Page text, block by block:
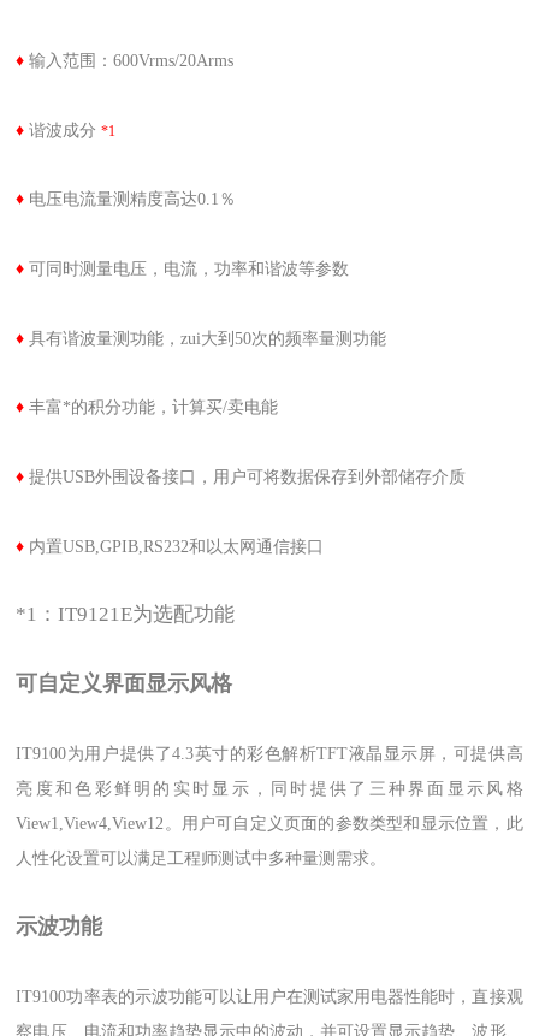
♦输入范围：600Vrms/20Arms
♦谐波成分*1
♦ 电压电流量测精度高达0.1％
♦可同时测量电压，电流，功率和谐波等参数
♦具有谐波量测功能，zui大到50次的频率量测功能
♦丰富*的积分功能，计算买/卖电能
♦提供USB外围设备接口，用户可将数据保存到外部储存介质
♦ 内置USB,GPIB,RS232和以太网通信接口
*1：IT9121E为选配功能
可自定义界面显示风格
IT9100为用户提供了4.3英寸的彩色解析TFT液晶显示屏，可提供高
亮度和色彩鲜明的实时显示，同时提供了三种界面显示风格
View1,View4,View12。用户可自定义页面的参数类型和显示位置，此
人性化设置可以满足工程师测试中多种量测需求。
示波功能
IT9100功率表的示波功能可以让用户在测试家用电器性能时，直接观
察电压、电流和功率趋势显示中的波动，并可设置显示趋势、波形、